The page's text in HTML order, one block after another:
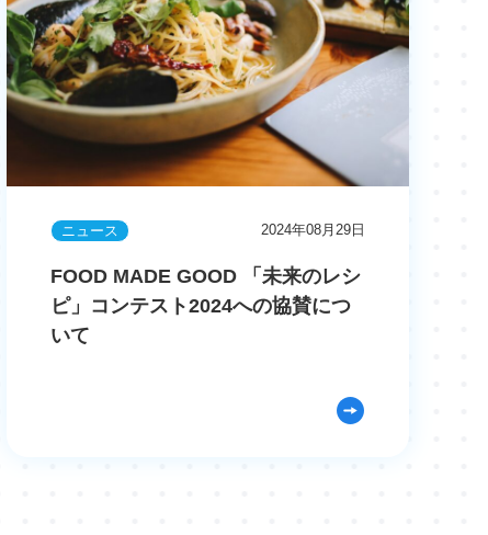
ニュース 2024年08月29日
FOOD MADE GOOD 「未来のレシ
ピ」コンテスト2024への協賛につ
いて